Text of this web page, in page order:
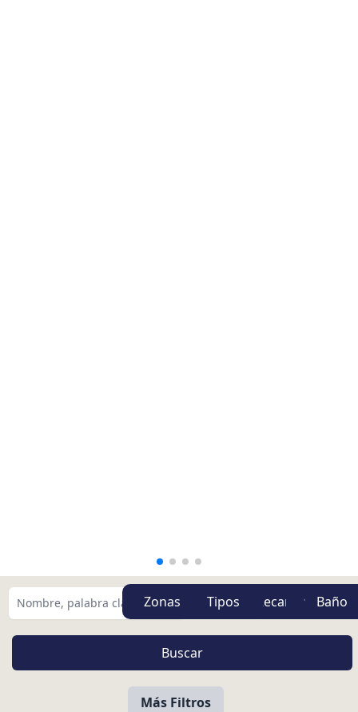
Zonas Tipos
Más Filtros